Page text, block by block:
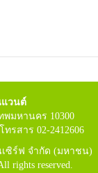
แวนต์
มหานคร 10300
ทรสาร 02-2412606
เซิร์ฟ จำกัด (มหาชน)
rights reserved.